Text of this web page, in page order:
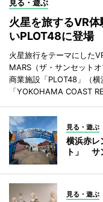
見る・遊ぶ
火星を旅するVR
いPLOT48に登場
火星旅行をテーマにした
MARS（ザ・サンセット
商業施設「PLOT48」（
「YOKOHAMA COAST
見る・遊ぶ
横浜赤レ
ト」 サ
見る・遊ぶ